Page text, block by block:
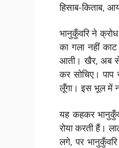
हिसाब-किताब,
भानुकुँवरि ने
का गला नहीं
आती। खैर, अब से
कर सोचिए।
लूँगा। इस भूल में न
यह कहकर
रोया करती हैं।
लगे, पर